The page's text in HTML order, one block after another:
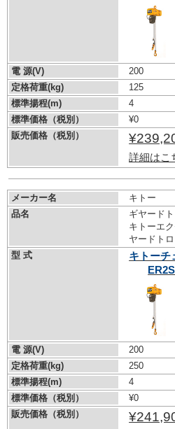
電 源(V)
200
定格荷重(kg)
125
標準揚程(m)
4
標準価格（税別）
¥0
販売価格（税別）
詳細はこ
メーカー名
キトー
品名
ギヤード
キトーエ
ヤードト
型 式
キトーチ
電 源(V)
200
定格荷重(kg)
250
標準揚程(m)
4
標準価格（税別）
¥0
販売価格（税別）